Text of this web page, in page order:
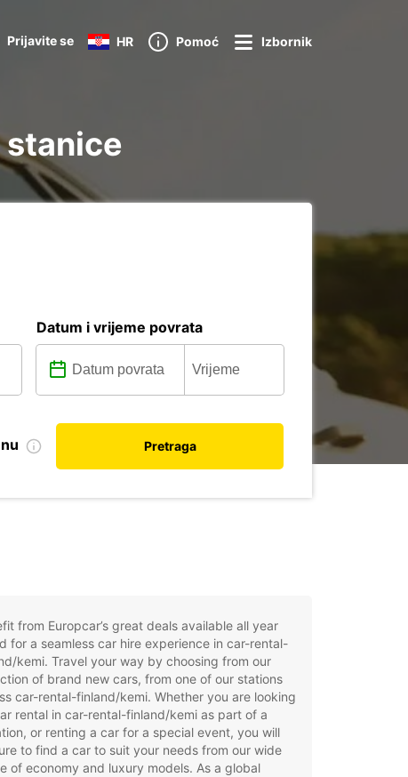
Prijavite se HR Pomoć Izbornik
stanice
Datum i vrijeme povrata
Pretraga
from Europcar’s great deals available all year
for a seamless car hire experience in car-rental-
kemi. Travel your way by choosing from our
of brand new cars, from one of our stations
car-rental-finland/kemi. Whether you are looking
rental in car-rental-finland/kemi as part of a
or renting a car for a special event, you will
to find a car to suit your needs from our wide
of economy and luxury models. As a global